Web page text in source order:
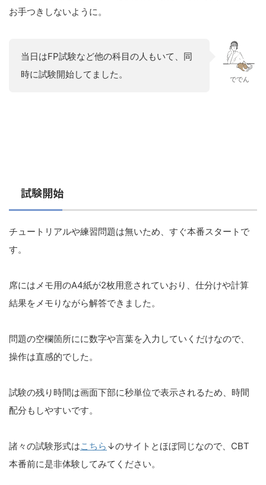
お手つきしないように。
当日はFP試験など他の科目の人もいて、同
時に試験開始してました。
ででん
試験開始
チュートリアルや練習問題は無いため、すぐ本番スタートで
す。
席にはメモ用のA4紙が2枚用意されていおり、仕分けや計算
結果をメモりながら解答できました。
問題の空欄箇所にに数字や言葉を入力していくだけなので、
操作は直感的でした。
試験の残り時間は画面下部に秒単位で表示されるため、時間
配分もしやすいです。
諸々の試験形式はこちら ↓のサイトとほぼ同じなので、CBT
本番前に是非体験してみてください。